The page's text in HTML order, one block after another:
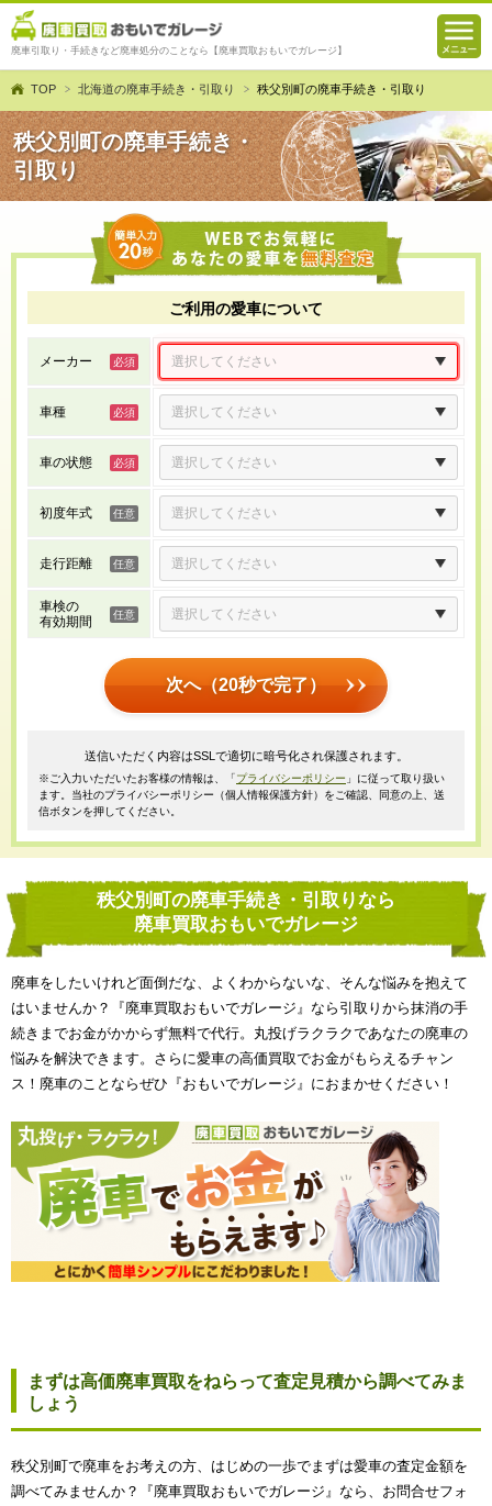
廃車引取り・手続きなど廃車処分のことなら【廃車買取おもいでガレージ】
TOP 北海道の廃車手続き・引取り 秩父別町の廃車手続き・引取り
秩父別町の廃車手続き・
引取り
ご利用の愛車について
メーカー
車種
車の状態
初度年式
走行距離
車検の
有効期間
次へ（20秒で完了）
送信いただく内容はSSLで適切に暗号化され保護されます。
※ご入力いただいたお客様の情報は、「プライバシーポリシー 」に従って取り扱い
ます。当社のプライバシーポリシー（個人情報保護方針）をご確認、同意の上、送
信ボタンを押してください。
秩父別町の廃車手続き・引取りなら
廃車買取おもいでガレージ
廃車をしたいけれど面倒だな、よくわからないな、そんな悩みを抱えて
はいませんか？『廃車買取おもいでガレージ』なら引取りから抹消の手
続きまでお金がかからず無料で代行。丸投げラクラクであなたの廃車の
悩みを解決できます。さらに愛車の高価買取でお金がもらえるチャン
ス！廃車のことならぜひ『おもいでガレージ』におまかせください！
まずは高価廃車買取をねらって査定見積から調べてみま
しょう
秩父別町で廃車をお考えの方、はじめの一歩でまずは愛車の査定金額を
調べてみませんか？『廃車買取おもいでガレージ』なら、お問合せフォ